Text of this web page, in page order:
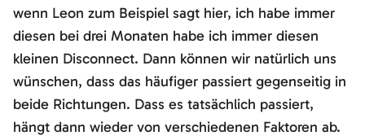
wenn Leon zum Beispiel sagt hier, ich habe immer
diesen bei drei Monaten habe ich immer diesen
kleinen Disconnect. Dann können wir natürlich uns
wünschen, dass das häufiger passiert gegenseitig in
beide Richtungen. Dass es tatsächlich passiert,
hängt dann wieder von verschiedenen Faktoren ab.